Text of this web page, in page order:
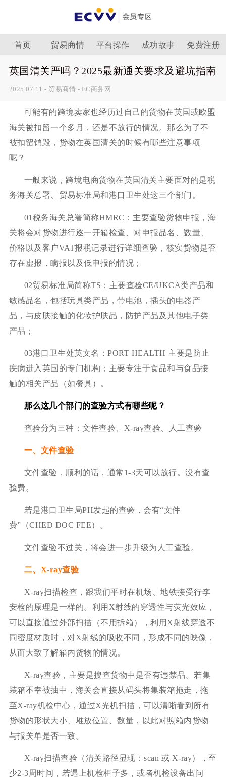
首页 贸易商情 平台操作 成功故事 免费注册
英国清关严吗？2025最新通关要求及避坑指南
2025.07.11- 贸易商情 - EC商务网
可能有的跨境卖家也经历过自己的货物在英国或欧盟
海关被扣留一个多月，还是不放行的情况。那么为了不
被扣留销毁，货物在英国清关的时候有哪些注意事项
呢？
一般来说，跨境电商货物在英国清关主要面对的是税
务海关总署、贸易标准局和港口卫生处这三个部门。
01税务海关总署简称HMRC：主要查验货物申报，海
关将会对货物进行逐一开箱检查、对申报品名、数量、
价格以及客户VAT报税记录进行详细查验，核实货物是否
存在虚报，瞒报以及低申报的情况；
02贸易标准局简称TS：主要查验CE/UKCA类产品和
敏感品名，包括玩具类产品，带电池，插头的电器产
品，与皮肤接触的化妆护肤品，防护产品及其他电子类
产品；
03港口卫生处英文名：PORT HEALTH 主要是防止
疾病进入英国的专门机构；主要专注于食品和与食品接
触的相关产品（如餐具）。
那么这几个部门的查验方式有哪些呢？
查验分为三种：文件查验、X-ray查验、人工查验
一、文件查验
文件查验，顺利的话，通常1-3天可以放行。没有查
验费。
若是港口卫生局PH发起的查验，会有“文件
费”（CHED DOC FEE）。
文件查验不过关，将会进一步升级为人工查验。
二、X-ray查验
X-ray扫描检查，跟我们平时在机场、地铁接受行李
安检的原理是一样的。利用X射线的穿透性与荧光效应，
可以直接通过外部扫描（不用拆箱），利用X射线穿透不
同密度材质时，对X射线的吸收不同，形成不同的映像，
从而大致了解箱内货物的情况。
X-ray查验，主要是搜查货物中是否有违禁品。若集
装箱不幸被抽中，海关会直接从码头将集装箱拖走，拖
至X-ray机检中心，通过X光机扫描，可以清晰看到所有
货物的形状大小、堆放位置、数量，以此对照箱内货物
与报关单是否一致。
X-ray扫描查验（清关路径显现：scan 或 X-ray），至
少2-3周时间，若遇上机检柜子多，或者机检设备出问